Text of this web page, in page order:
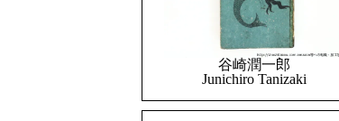
谷崎潤一郎
Junichiro Tanizaki